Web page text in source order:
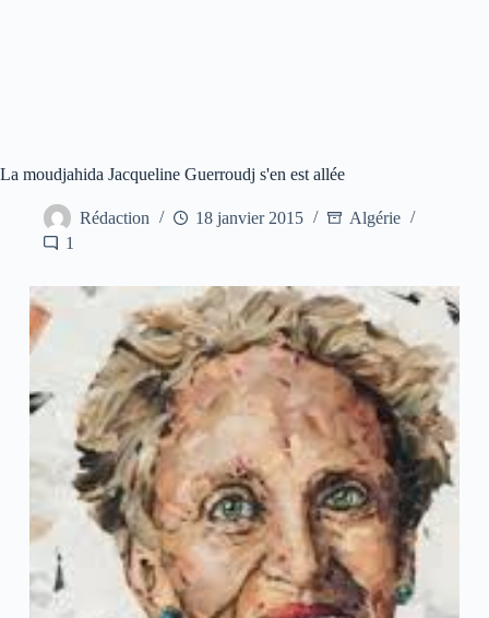
La moudjahida Jacqueline Guerroudj s'en est allée
Rédaction 18 janvier 2015
Algérie
1